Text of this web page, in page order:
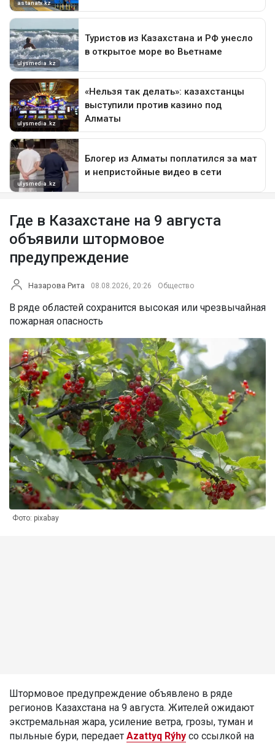
Где в Казахстане на 9 августа
объявили штормовое
предупреждение
Назарова Рита 08.08.2026, 20:26 Общество
В ряде областей сохранится высокая или чрезвычайная
пожарная опасность
Фото: pixabay
Штормовое предупреждение объявлено в ряде
регионов Казахстана на 9 августа. Жителей ожидают
экстремальная жара, усиление ветра, грозы, туман и
пыльные бури, передает Azattyq Rýhy со ссылкой на